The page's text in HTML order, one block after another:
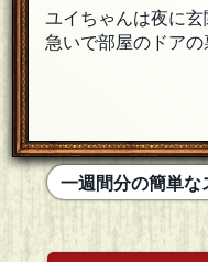
ユイちゃんは夜に玄
急いで部屋のドア
一週間分の簡単な